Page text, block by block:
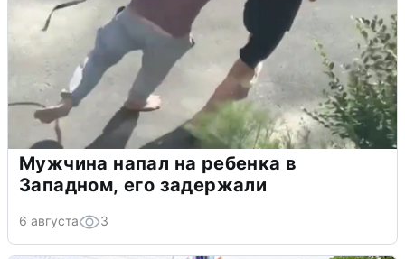
Мужчина напал на ребенка в
Западном, его задержали
6 августа 3